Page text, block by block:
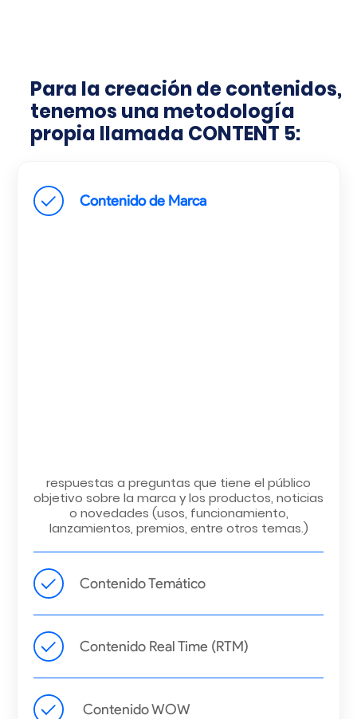
Para la creación de contenidos,
tenemos una metodología
propia llamada CONTENT 5:
Contenido de Marca
respuestas a preguntas que tiene el público
objetivo sobre la marca y los productos, noticias
o novedades (usos, funcionamiento,
lanzamientos, premios, entre otros temas.)
Contenido Temático
Contenido Real Time (RTM)
Contenido WOW